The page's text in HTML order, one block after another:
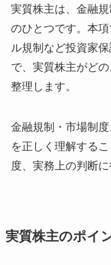
実質株主は、金融
のひとつです。本
ル規制など投資家
で、実質株主がど
整理します。
金融規制・市場制
を正しく理解する
度、実務上の判断
実質株主のポイ